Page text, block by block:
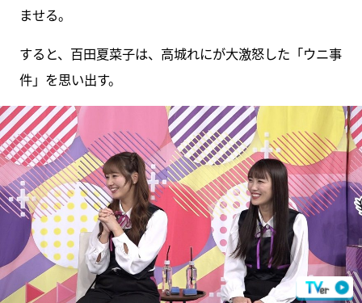
ませる。
すると、百田夏菜子は、高城れにが大激怒した「ウニ事
件」を思い出す。